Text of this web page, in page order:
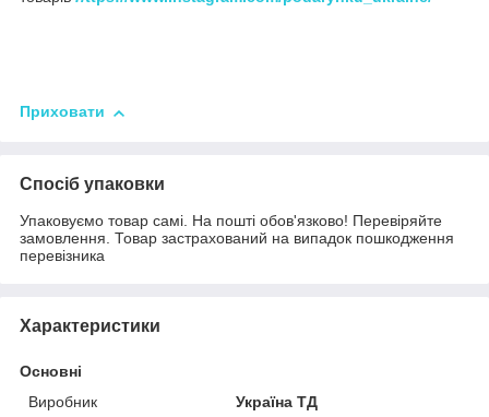
Приховати
Спосіб упаковки
Упаковуємо товар самі. На пошті обов'язково! Перевіряйте
замовлення. Товар застрахований на випадок пошкодження
перевізника
Характеристики
Основні
Виробник
Україна ТД